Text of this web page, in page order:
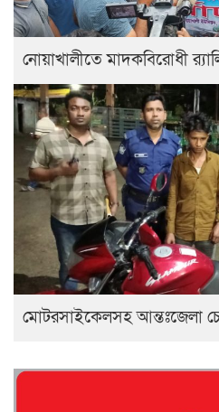
নোয়াখালীতে মাদকবিরোধী
মোটরসাইকেলসহ আন্তঃজেলা